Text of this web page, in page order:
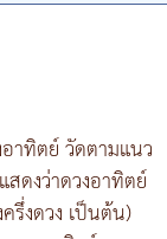
าทิตย์ วัดตามแนว
ดงว่าดวงอาทิตย์
รึ่งดวง เป็นต้น)